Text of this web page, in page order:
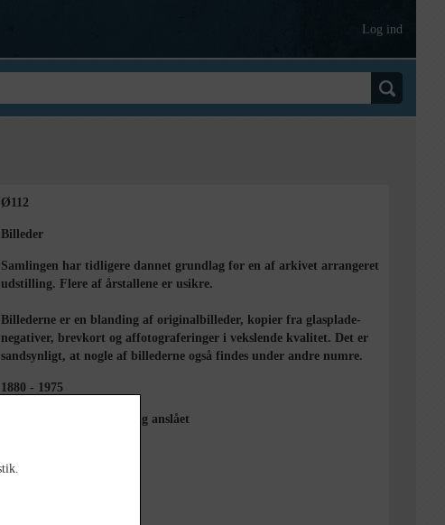
Log ind
Ø112
Billeder
Samlingen har tidligere dannet grundlag for en af arkivet arrangeret
udstilling. Flere af årstallene er usikre.
Billederne er en blanding af originalbilleder, kopier fra glasplade-
negativer, brevkort og affotograferinger i vekslende kvalitet. Det er
sandsynligt, at nogle af billederne også findes under andre numre.
1880 - 1975
Årstallene er i vidt omfang anslået